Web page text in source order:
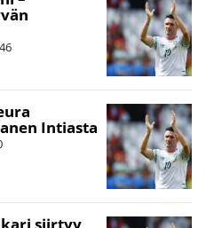
Intiasta
siirtyy